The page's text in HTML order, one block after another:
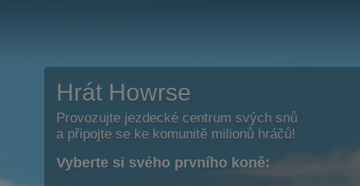
Hrát Howrse
Provozujte jezdecké centrum svých snů
a připojte se ke komunitě milionů hráčů!
Vyberte si svého prvního koně: